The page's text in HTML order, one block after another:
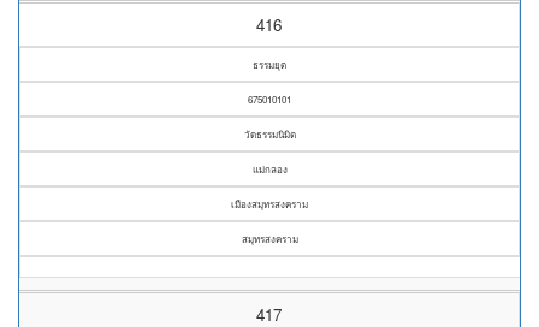
416
ธรรมยุต
675010101
วัดธรรมนิมิต
แม่กลอง
เมืองสมุทรสงคราม
สมุทรสงคราม
417